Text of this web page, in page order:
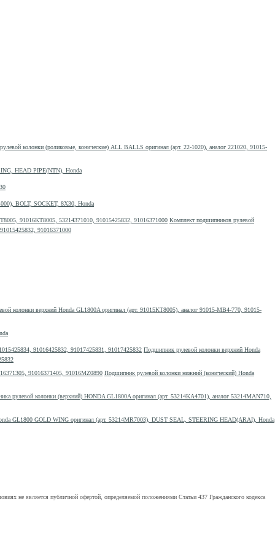
колонки (роликовые, конические) ALL BALLS оригинал (арт. 22-1020), аналог 221020, 91015-
HEAD PIPE(NTN), Honda
BOLT, SOCKET, 8X30, Honda
Комплект подшипников рулевой
91016371000
колонки верхний Honda GL1800A оригинал (арт. 91015KT8005), аналог 91015-MB4-770, 91015-
Подшипник рулевой колонки верхний Honda
Подшипник рулевой колонки нижний (конический) Honda
рулевой колонки (верхний) HONDA GL1800A оригинал (арт. 53214KA4701), аналог 53214MAN710,
GL1800 GOLD WING оригинал (арт. 53214MR7003), DUST SEAL, STEERING HEAD(ARAI), Honda
не является публичной офертой, определяемой положениями Статьи 437 Гражданского кодекса